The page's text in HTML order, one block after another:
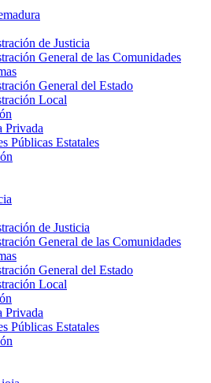
de Justicia
General de las Comunidades
General del Estado
Local
Privada
Públicas Estatales
de Justicia
General de las Comunidades
General del Estado
Local
Privada
Públicas Estatales